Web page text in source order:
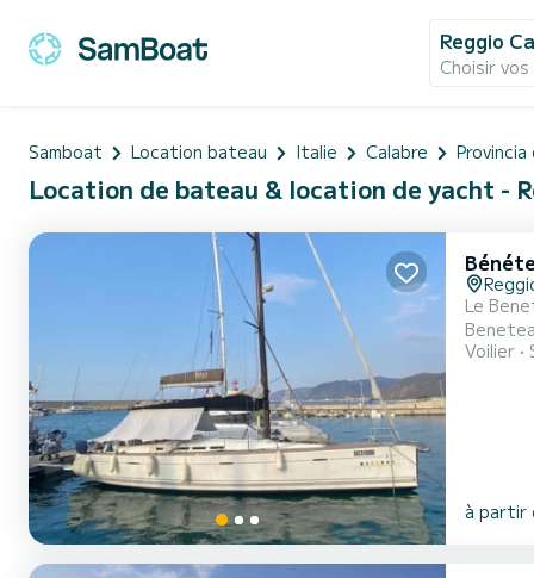
Reggio
Choisir
Samboat Location bateau Italie Calabre Provincia
Location de bateau & location de yacht -
Le
bulbe,
Voilier
à partir